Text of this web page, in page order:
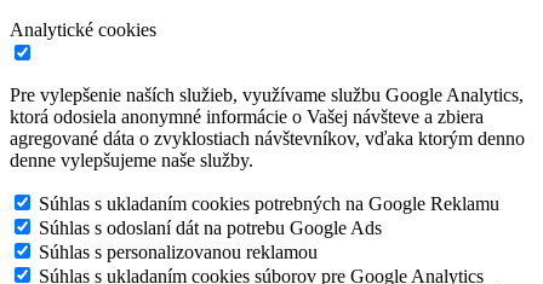
Analytické cookies
Pre vylepšenie naších služieb, využívame službu Google Analytics,
ktorá odosiela anonymné informácie o Vašej návšteve a zbiera
agregované dáta o zvyklostiach návštevníkov, vďaka ktorým denno
denne vylepšujeme naše služby.
Súhlas s ukladaním cookies potrebných na Google Reklamu
Súhlas s odoslaní dát na potrebu Google Ads
Súhlas s personalizovanou reklamou
Súhlas s ukladaním cookies súborov pre Google Analytics